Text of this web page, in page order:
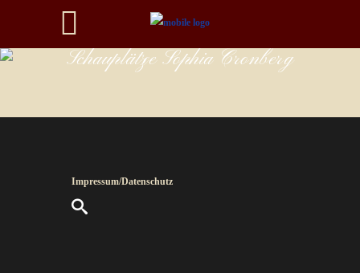
Schauplätze Sophia Cronberg
Impressum/Datenschutz